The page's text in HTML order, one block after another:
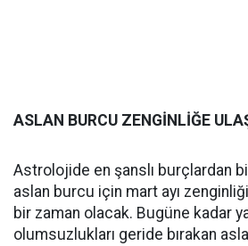
ASLAN BURCU ZENGİNLİĞE
Astrolojide en şanslı burçlardan
aslan burcu için mart ayı
bir zaman olacak. Bugüne kadar
olumsuzlukları geride bırakan